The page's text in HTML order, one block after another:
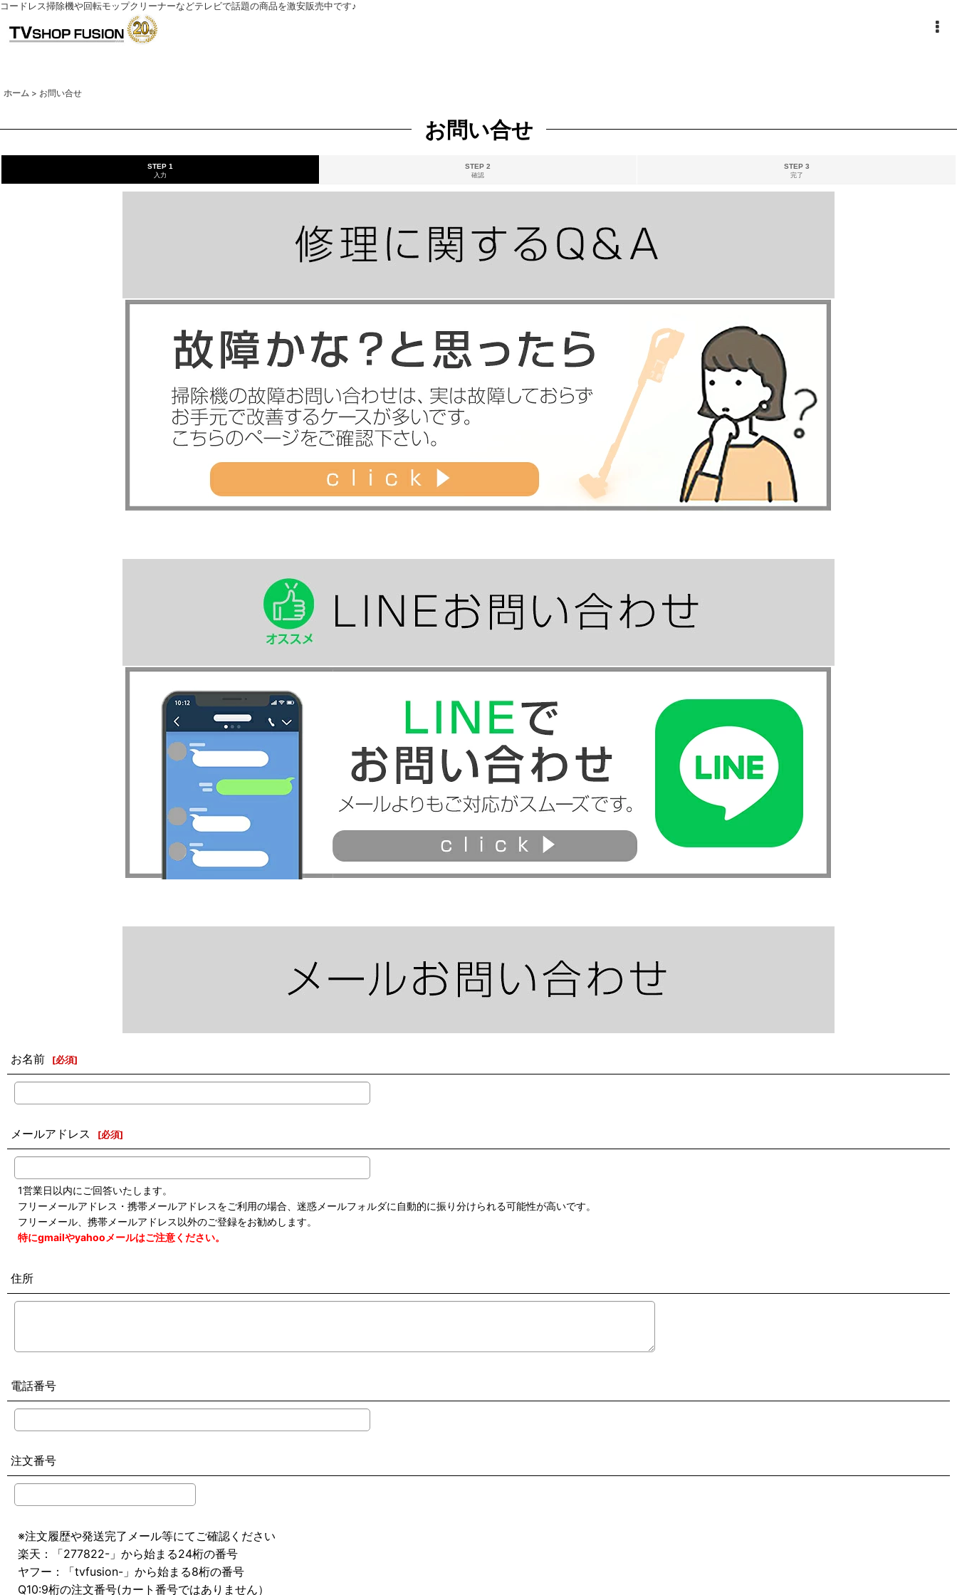
コードレス掃除機や回転モップクリーナーなどテレビで話題の商品を激安販売中です♪
ホーム > お問い合せ
お問い合せ
STEP 1
入力
STEP 2
確認
STEP 3
完了
お名前 [必須]
メールアドレス [必須]
1営業日以内にご回答いたします。
フリーメールアドレス・携帯メールアドレスをご利用の場合、迷惑メールフォルダに自動的に振り分けられる可能性が高いです。
フリーメール、携帯メールアドレス以外のご登録をお勧めします。
特にgmailやyahooメールはご注意ください。
住所
電話番号
注文番号
※注文履歴や発送完了メール等にてご確認ください
楽天：「277822-」から始まる24桁の番号
ヤフー：「tvfusion-」から始まる8桁の番号
Q10:9桁の注文番号(カート番号ではありません）